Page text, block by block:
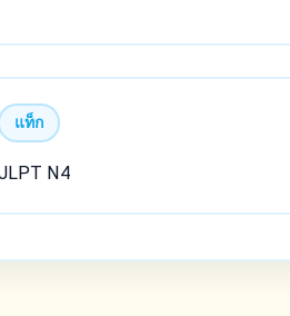
แท็ก
N4